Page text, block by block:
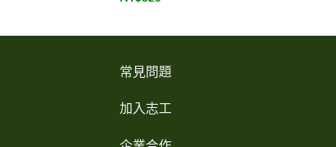
常見問題
加入志工